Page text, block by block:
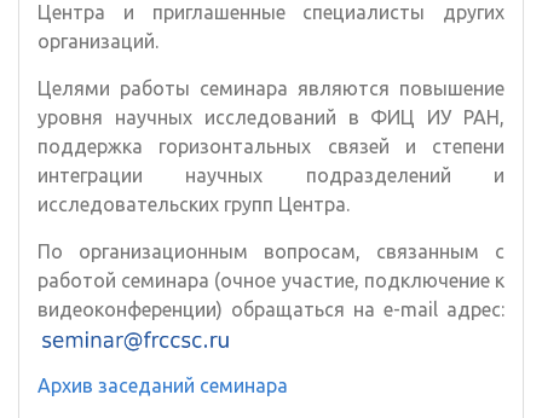
Центра и приглашенные специалисты других
организаций.
Целями работы семинара являются повышение
уровня научных исследований в ФИЦ ИУ РАН,
поддержка горизонтальных связей и степени
интеграции научных подразделений и
исследовательских групп Центра.
По организационным вопросам, связанным с
работой семинара (очное участие, подключение к
видеоконференции) обращаться на e-mail адрес:
Архив заседаний семинара